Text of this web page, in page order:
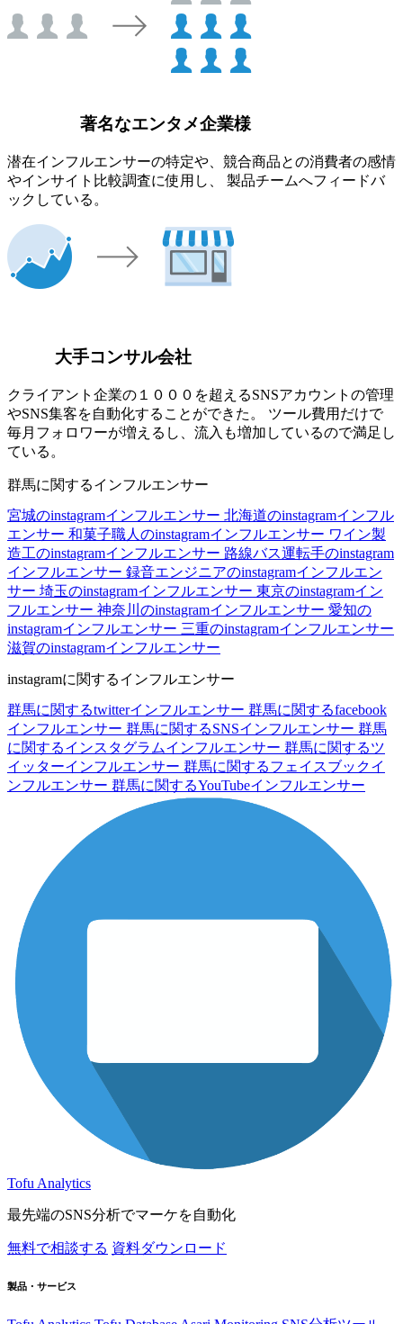
著名なエンタメ企業様
潜在インフルエンサーの特定や、競合商品との消費者の感情
やインサイト比較調査に使用し、 製品チームへフィードバ
ックしている。
大手コンサル会社
クライアント企業の１０００を超えるSNSアカウントの管理
やSNS集客を自動化することができた。 ツール費用だけで
毎月フォロワーが増えるし、流入も増加しているので満足し
ている。
群馬に関するインフルエンサー
宮城のinstagramインフルエンサー 北海道のinstagramインフル
エンサー 和菓子職人のinstagramインフルエンサー ワイン製
造工のinstagramインフルエンサー 路線バス運転手のinstagram
インフルエンサー 録音エンジニアのinstagramインフルエン
サー 埼玉のinstagramインフルエンサー 東京のinstagramイン
フルエンサー 神奈川のinstagramインフルエンサー 愛知の
instagramインフルエンサー 三重のinstagramインフルエンサー
滋賀のinstagramインフルエンサー
instagramに関するインフルエンサー
群馬に関するtwitterインフルエンサー 群馬に関するfacebook
インフルエンサー 群馬に関するSNSインフルエンサー 群馬
に関するインスタグラムインフルエンサー 群馬に関するツ
イッターインフルエンサー 群馬に関するフェイスブックイ
ンフルエンサー 群馬に関するYouTubeインフルエンサー
Tofu Analytics
最先端のSNS分析でマーケを自動化
無料で相談する 資料ダウンロード
製品・サービス